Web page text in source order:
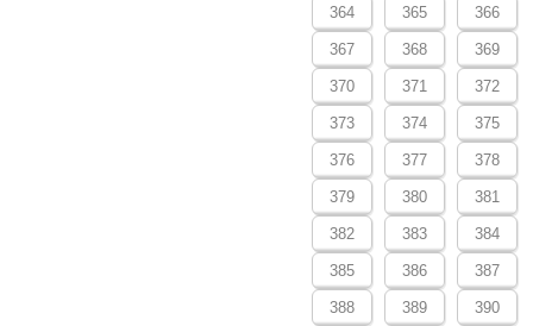
364 365 366
367 368 369
370 371 372
373 374 375
376 377 378
379 380 381
382 383 384
385 386 387
388 389 390